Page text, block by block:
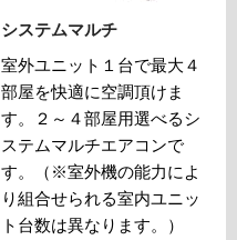
システムマルチ
室外ユニット１台で最大４
部屋を快適に空調頂けま
す。２～４部屋用選べるシ
ステムマルチエアコンで
す。（※室外機の能力によ
り組合せられる室内ユニッ
ト台数は異なります。）